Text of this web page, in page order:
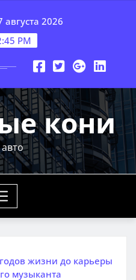
августа 2026
PM
кони
жизни до карьеры
музыканта